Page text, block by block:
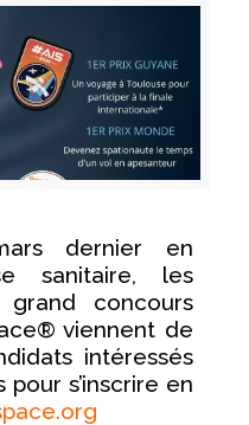
dernier en
sanitaire, les
concours
viennent de
intéressés
s’inscrire en